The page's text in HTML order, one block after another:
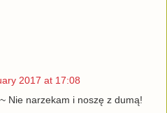
2017 at 17:08
Nie narzekam i noszę z dumą!